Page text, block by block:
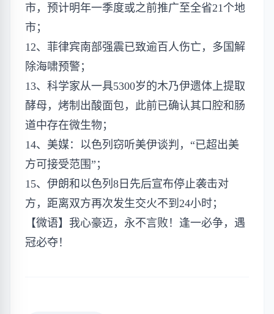
市，预计明年一季度或之前推广至全省21个地
市；
12、菲律宾南部强震已致逾百人伤亡，多国解
除海啸预警；
13、科学家从一具5300岁的木乃伊遗体上提取
酵母，烤制出酸面包，此前已确认其口腔和肠
道中存在微生物；
14、美媒：以色列窃听美伊谈判，“已超出美
方可接受范围”；
15、伊朗和以色列8日先后宣布停止袭击对
方，距离双方再次发生交火不到24小时；
【微语】我心豪迈，永不言败！逢一必争，遇
冠必夺！